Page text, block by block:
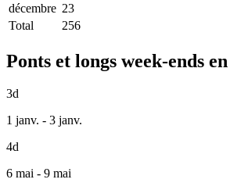
décembre 23
Total
256
Ponts et longs week-ends
3d
1 janv. - 3 janv.
4d
6 mai - 9 mai